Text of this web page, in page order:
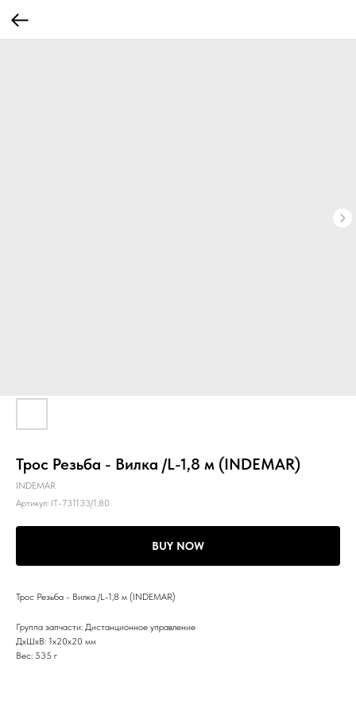
Трос Резьба - Вилка /L-1,8 м (INDEMAR)
INDEMAR
Артикул: IT-731133/1,80
BUY NOW
Трос Резьба - Вилка /L-1,8 м (INDEMAR)
Группа запчасти: Дистанционное управление
ДxШxВ: 1x20x20 мм
Вес: 535 г